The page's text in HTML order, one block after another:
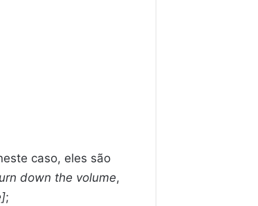
caso, eles são
down the volume,
;